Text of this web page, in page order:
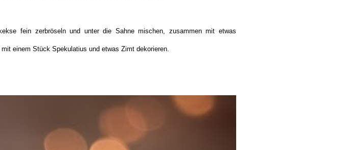
fein zerbröseln und unter die Sahne mischen, zusammen mit etwas
einem Stück Spekulatius und etwas Zimt dekorieren.